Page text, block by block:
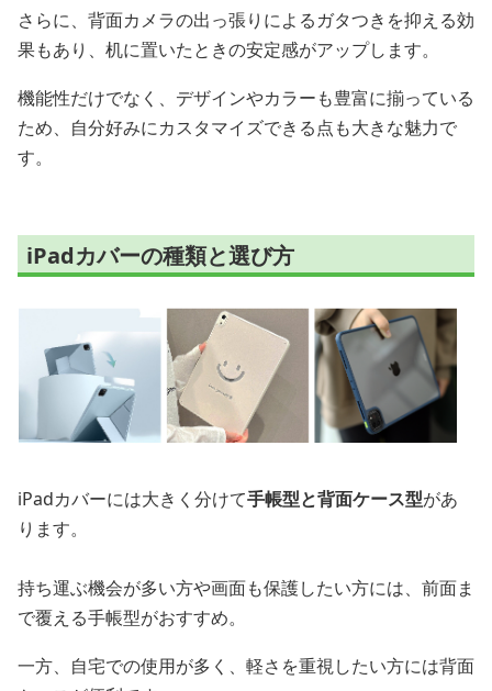
さらに、背面カメラの出っ張りによるガタつきを抑える効
果もあり、机に置いたときの安定感がアップします。
機能性だけでなく、デザインやカラーも豊富に揃っている
ため、自分好みにカスタマイズできる点も大きな魅力で
す。
iPadカバーの種類と選び方
iPadカバーには大きく分けて手帳型と背面ケース型があ
ります。
持ち運ぶ機会が多い方や画面も保護したい方には、前面ま
で覆える手帳型がおすすめ。
一方、自宅での使用が多く、軽さを重視したい方には背面